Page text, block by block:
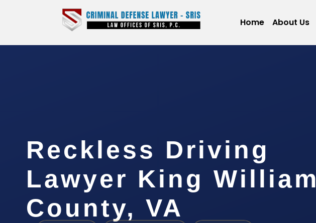
Home About Us
Reckless Driving
Lawyer King William
County, VA